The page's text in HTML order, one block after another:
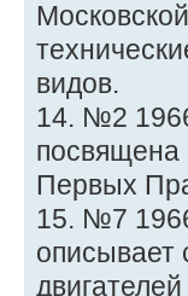
видов.
14. №2
посвящена
Первых
15. №7
описывает